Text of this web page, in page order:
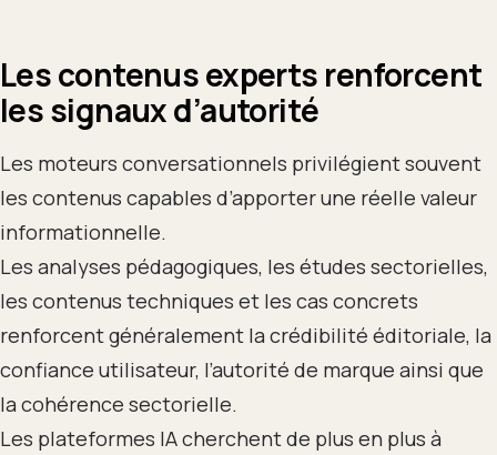
Les contenus experts renforcent
les signaux d’autorité
Les moteurs conversationnels privilégient souvent
les contenus capables d’apporter une réelle valeur
informationnelle.
Les analyses pédagogiques, les études sectorielles,
les contenus techniques et les cas concrets
renforcent généralement la crédibilité éditoriale, la
confiance utilisateur, l’autorité de marque ainsi que
la cohérence sectorielle.
Les plateformes IA cherchent de plus en plus à